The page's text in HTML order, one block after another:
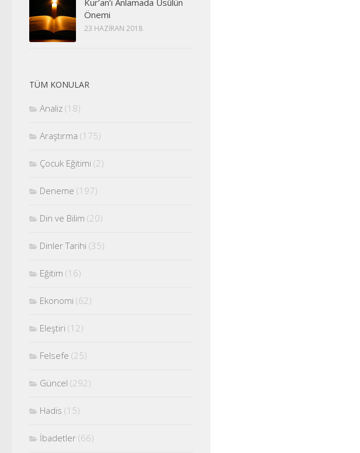
Önemi
23 HAZIRAN 2018
TÜM KONULAR
Analiz (18)
Araştırma (175)
Çocuk Eğitimi (2)
Deneme (197)
Din ve Bilim (20)
Dinler Tarihi (35)
Eğitim (16)
Ekonomi (62)
Eleştiri (12)
Felsefe (25)
Güncel (292)
Hadis (15)
İbadetler (66)